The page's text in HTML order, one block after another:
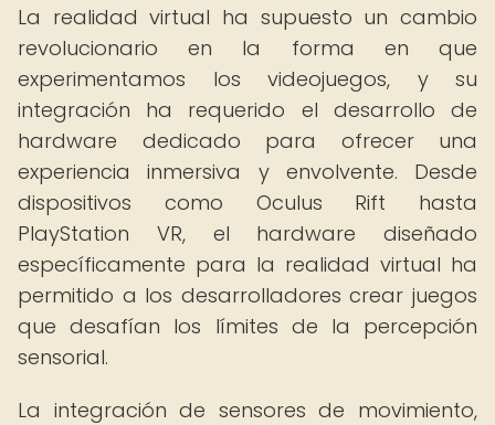
La realidad virtual ha supuesto un cambio
revolucionario en la forma en que
experimentamos los videojuegos, y su
integración ha requerido el desarrollo de
hardware dedicado para ofrecer una
experiencia inmersiva y envolvente. Desde
dispositivos como Oculus Rift hasta
PlayStation VR, el hardware diseñado
específicamente para la realidad virtual ha
permitido a los desarrolladores crear juegos
que desafían los límites de la percepción
sensorial.
La integración de sensores de movimiento,